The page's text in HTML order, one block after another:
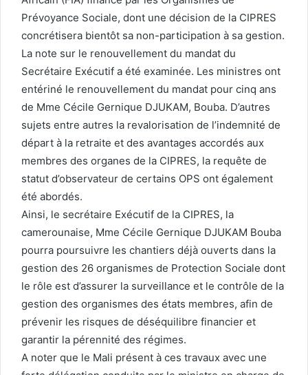
Prévoyance Sociale, dont une décision de la CIPRES
concrétisera bientôt sa non-participation à sa gestion.
La note sur le renouvellement du mandat du
Secrétaire Exécutif a été examinée. Les ministres ont
entériné le renouvellement du mandat pour cinq ans
de Mme Cécile Gernique DJUKAM, Bouba. D’autres
sujets entre autres la revalorisation de l’indemnité de
départ à la retraite et des avantages accordés aux
membres des organes de la CIPRES, la requête de
statut d’observateur de certains OPS ont également
été abordés.
Ainsi, le secrétaire Exécutif de la CIPRES, la
camerounaise, Mme Cécile Gernique DJUKAM Bouba
pourra poursuivre les chantiers déjà ouverts dans la
gestion des 26 organismes de Protection Sociale dont
le rôle est d’assurer la surveillance et le contrôle de la
gestion des organismes des états membres, afin de
prévenir les risques de déséquilibre financier et
garantir la pérennité des régimes.
A noter que le Mali présent à ces travaux avec une